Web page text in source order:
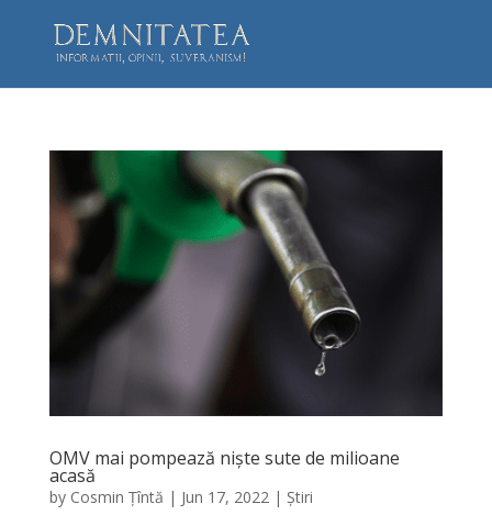
OMV mai pompează niște sute de milioane
acasă
by Cosmin Țîntă | Jun 17, 2022| Știri